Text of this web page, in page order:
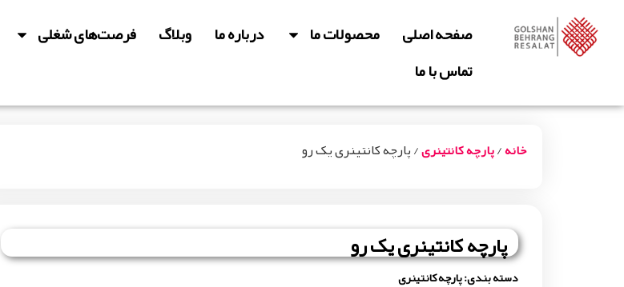
صفحه اصلی محصولات ما درباره‌ ما وبلاگ
فرصت‌های شغلی
تماس با ما
خانه/پارچه کانتینری/ پارچه کانتینری یک رو
پارچه کانتینری یک رو
دسته بندی:پارچه کانتینری